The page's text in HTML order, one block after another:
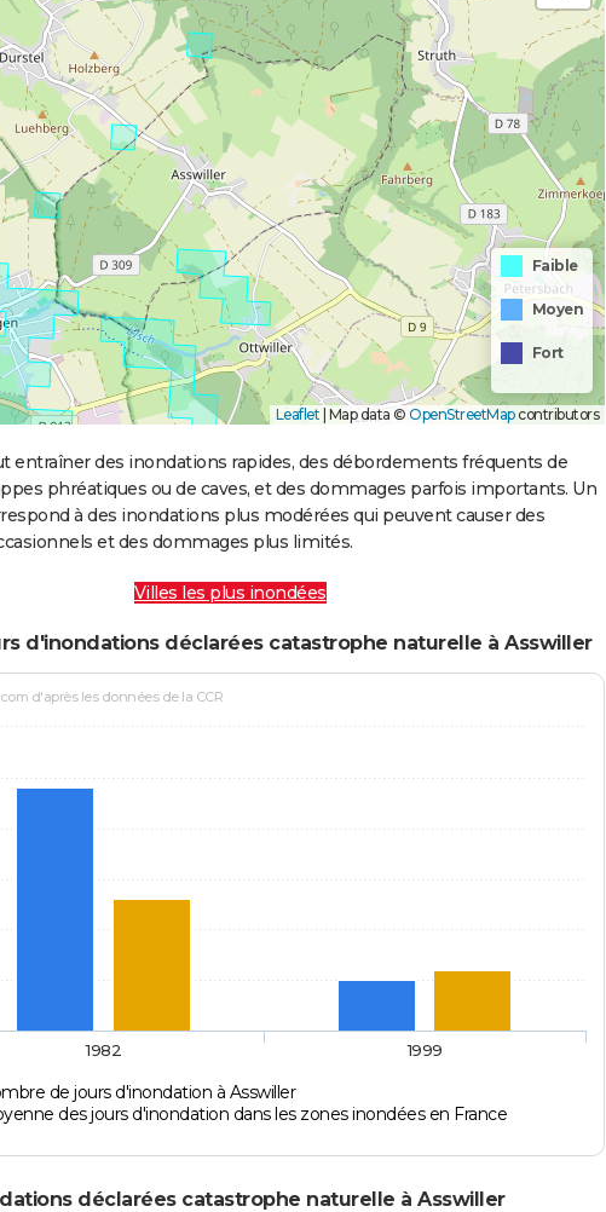
Faible
Moyen
Fort
Leaflet Map data © OpenStreetMapcontributors
entraîner des inondations rapides, des débordements fréquents de
phréatiques ou de caves, et des dommages parfois importants. Un
à des inondations plus modérées qui peuvent causer des
et des dommages plus limités.
Villes les plus inondées
d'inondations déclarées catastrophe naturelle à Asswiller
d'après les données de la CCR
de jours d'inondation à Asswiller
des jours d'inondation dans les zones inondées en France
1982 1999
déclarées catastrophe naturelle à Asswiller